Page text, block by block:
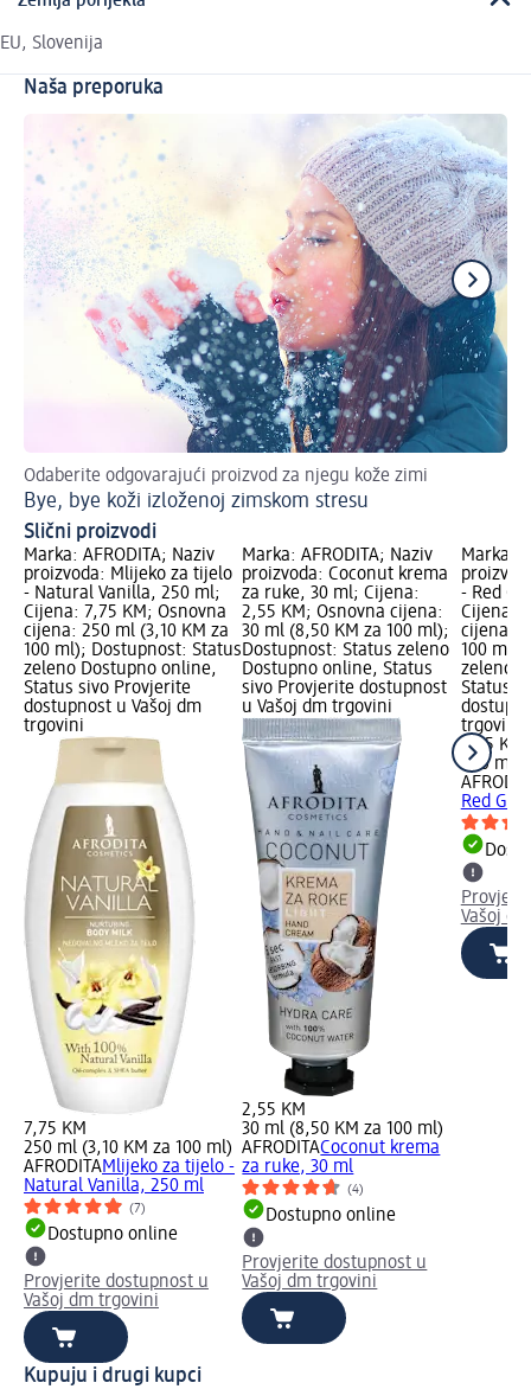
EU, Slovenija
Naša preporuka
Odaberite odgovarajući proizvod za njegu kože zimi
Bye, bye koži izloženoj zimskom stresu
Slični proizvodi
Marka: AFRODITA; Naziv
proizvoda: Mlijeko za tijelo
- Natural Vanilla, 250 ml;
Cijena: 7,75 KM; Osnovna
cijena: 250 ml (3,10 KM za
100 ml); Dostupnost: Status
zeleno Dostupno online,
Status sivo Provjerite
dostupnost u Vašoj dm
trgovini
7,75 KM
250 ml (3,10 KM za 100 ml)
AFRODITAMlijeko za tijelo -
Natural Vanilla, 250 ml
(7)
Dostupno online
Provjerite dostupnost u
Vašoj dm trgovini
Marka: AFRODITA; Naziv
proizvoda: Coconut krema
za ruke, 30 ml; Cijena:
2,55 KM; Osnovna cijena:
30 ml (8,50 KM za 100 ml);
Dostupnost: Status zeleno
Dostupno online, Status
sivo Provjerite dostupnost
u Vašoj dm trgovini
2,55 KM
30 ml (8,50 KM za 100 ml)
AFRODITACoconut krema
za ruke, 30 ml
(4)
Dostupno online
Provjerite dostupnost u
Vašoj dm trgovini
Marka:
- Red
Cijena:
cijena:
100 ml);
zeleno
Status
trgovini
7,75 KM
250 ml
Red
Vašoj
Kupuju i drugi kupci